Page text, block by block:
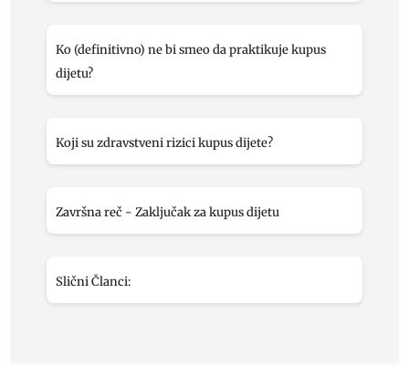
Ko (definitivno) ne bi smeo da praktikuje kupus
dijetu?
Koji su zdravstveni rizici kupus dijete?
Završna reč - Zaključak za kupus dijetu
Slični Članci: